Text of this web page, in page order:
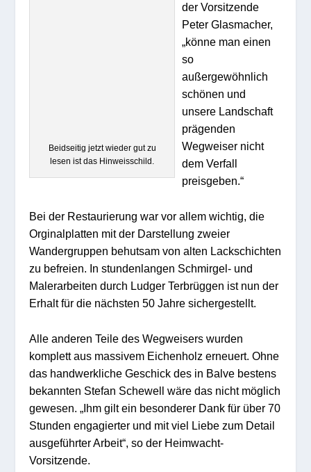
Beidseitig jetzt wieder gut zu
lesen ist das Hinweisschild.
der Vorsitzende
Peter Glasmacher,
„könne man einen
so
außergewöhnlich
schönen und
unsere Landschaft
prägenden
Wegweiser nicht
dem Verfall
preisgeben.“
Bei der Restaurierung war vor allem wichtig, die
Orginalplatten mit der Darstellung zweier
Wandergruppen behutsam von alten Lackschichten
zu befreien. In stundenlangen Schmirgel- und
Malerarbeiten durch Ludger Terbrüggen ist nun der
Erhalt für die nächsten 50 Jahre sichergestellt.
Alle anderen Teile des Wegweisers wurden
komplett aus massivem Eichenholz erneuert. Ohne
das handwerkliche Geschick des in Balve bestens
bekannten Stefan Schewell wäre das nicht möglich
gewesen. „Ihm gilt ein besonderer Dank für über 70
Stunden engagierter und mit viel Liebe zum Detail
ausgeführter Arbeit“, so der Heimwacht-
Vorsitzende.